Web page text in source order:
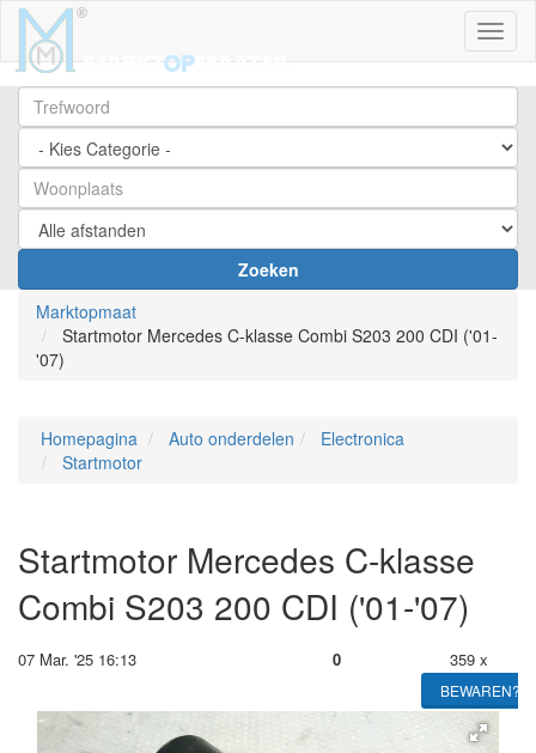
Zoeken
Marktopmaat
Startmotor Mercedes C-klasse Combi S203 200 CDI ('01-
'07)
Homepagina Auto onderdelen
Electronica
Startmotor
Startmotor Mercedes C-klasse
Combi S203 200 CDI ('01-'07)
07 Mar. '25 16:13 0 359 x
BEWAREN?